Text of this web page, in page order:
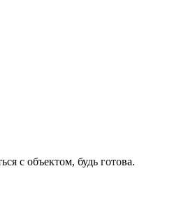
с объектом, будь готова.